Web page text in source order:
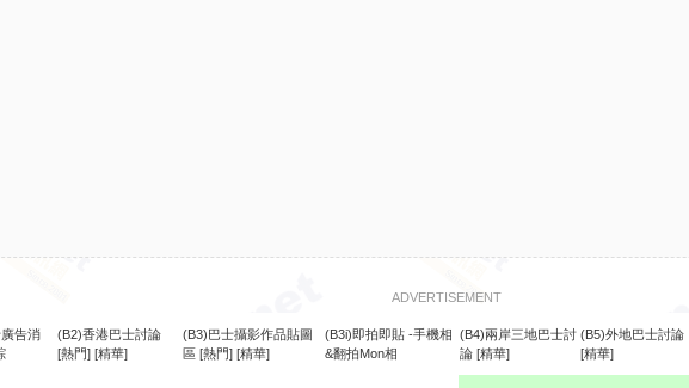
ADVERTISEMENT
告消
(B2)香港巴士討論
[熱門] [精華]
(B3)巴士攝影作品貼圖
區 [熱門] [精華]
(B3i)即拍即貼 -手機相
&翻拍Mon相
(B4)兩岸三地巴士討
論 [精華]
(B5)外地巴士討論
[精華]